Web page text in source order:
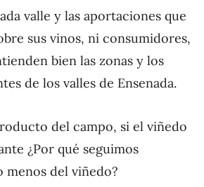
valle y las aportaciones que
sus vinos, ni consumidores,
bien las zonas y los
de los valles de Ensenada.
del campo, si el viñedo
¿Por qué seguimos
menos del viñedo?